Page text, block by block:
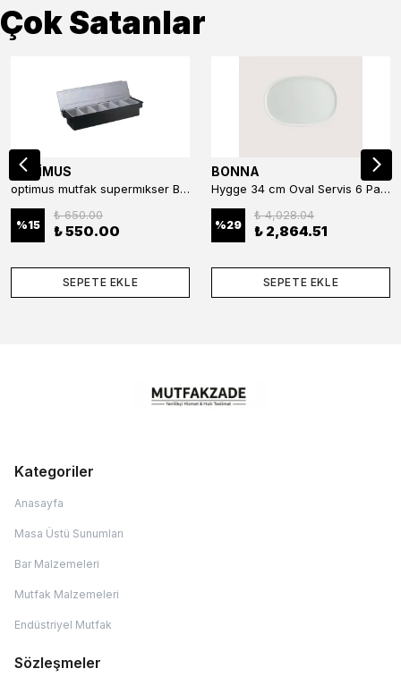
Çok Satanlar
OPTİMUS
optimus mutfak supermıkser Bar Konteyner 6'lı 50×16×9 cm Kapaklı Polikarbon Organizer Bar & Kafe
%15
₺ 650.00
₺ 550.00
SEPETE EKLE
BONNA
Hygge 34 cm Oval Servis 6 Parça
%29
₺ 4,028.04
₺ 2,864.51
SEPETE EKLE
Kategoriler
Anasayfa
Masa Üstü Sunumları
Bar Malzemeleri
Mutfak Malzemeleri
Endüstriyel Mutfak
Sözleşmeler